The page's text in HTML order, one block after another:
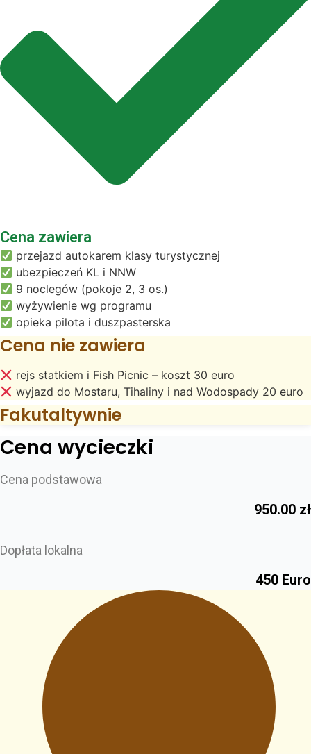
Cena zawiera
przejazd autokarem klasy turystycznej
ubezpieczeń KL i NNW
9 noclegów (pokoje 2, 3 os.)
wyżywienie wg programu
opieka pilota i duszpasterska
Cena nie zawiera
rejs statkiem i Fish Picnic – koszt 30 euro
wyjazd do Mostaru, Tihaliny i nad Wodospady 20 euro
Fakutaltywnie
Cena wycieczki
Cena podstawowa
950.00 zł
Dopłata lokalna
450 Euro